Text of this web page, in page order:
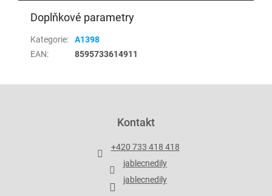
Doplňkové parametry
Kategorie:
A1398
EAN: 8595733614911
Kontakt
+420 733 418 418
jablecnedily
jablecnedily